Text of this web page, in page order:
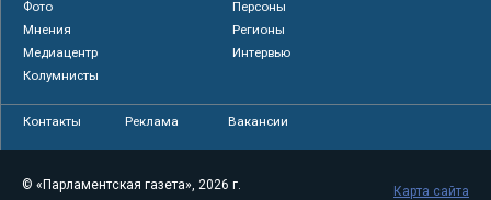
Фото
Персоны
Мнения
Регионы
Медиацентр
Интервью
Колумнисты
Контакты Реклама Вакансии
© «Парламентская газета», 2026 г.
Карта сайта